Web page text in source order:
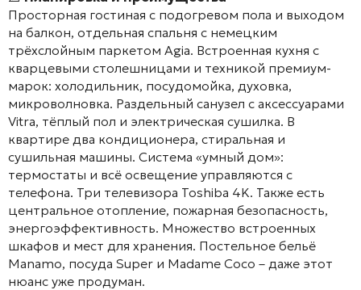
Просторная гостиная с подогревом пола и выходом
на балкон, отдельная спальня с немецким
трёхслойным паркетом Agia. Встроенная кухня с
кварцевыми столешницами и техникой премиум-
марок: холодильник, посудомойка, духовка,
микроволновка. Раздельный санузел с аксессуарами
Vitra, тёплый пол и электрическая сушилка. В
квартире два кондиционера, стиральная и
сушильная машины. Система «умный дом»:
термостаты и всё освещение управляются с
телефона. Три телевизора Toshiba 4K. Также есть
центральное отопление, пожарная безопасность,
энергоэффективность. Множество встроенных
шкафов и мест для хранения. Постельное бельё
Manamo, посуда Super и Madame Coco – даже этот
нюанс уже продуман.